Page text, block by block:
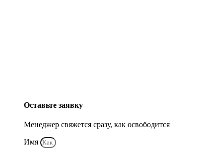
Оставьте заявку
Менеджер свяжется сразу, как освободится
Имя